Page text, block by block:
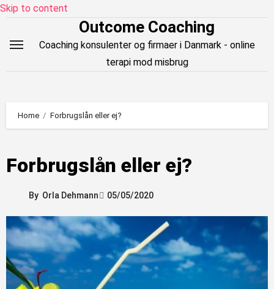
Skip to content
Outcome Coaching
Coaching konsulenter og firmaer i Danmark - online
terapi mod misbrug
Home Forbrugslån eller ej?
Forbrugslån eller ej?
By Orla Dehmann 05/05/2020